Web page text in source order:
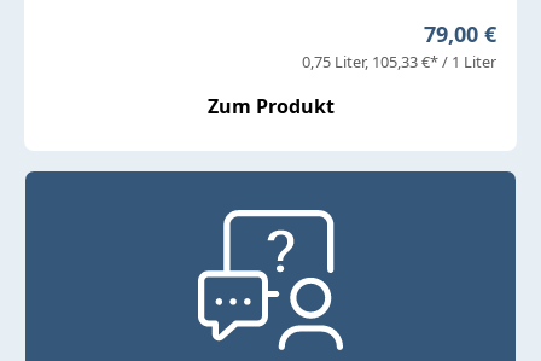
Regulärer
79,00 €
0,75 Liter 105,33 €* / 1 Liter
Zum Produkt